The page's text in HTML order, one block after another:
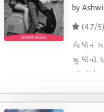
by
(4.7/5)
સુધીનો
છે એમાં
સિવાય